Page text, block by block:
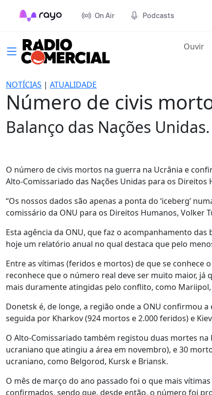
On Air Podcasts
Ouvir
NOTÍCIAS | ATUALIDADE
Número de civis
Balanço das Nações Unidas.
O número de civis mortos na guerra na Ucrânia e
Alto-Comissariado das Nações Unidas para os
“Os nossos dados são apenas a ponta do ‘iceberg’
comissário da ONU para os Direitos Humanos, Volker
Esta agência da ONU, que faz o acompanhamento
hoje um relatório anual no qual destaca que pelo
Entre as vítimas (feridos e mortos) de que se conhece
reconhece que o número real deve ser muito maior,
mais duramente atingidas pelo conflito, como
Donetsk é, de longe, a região onde a ONU confirmou
seguida por Kharkov (924 mortos e 2.000 feridos) e
O Alto-Comissariado também registou duas mortes
ucraniano que atingiu a área em novembro), e 30
ucraniano, como Belgorod, Kursk e Briansk.
O mês de março do ano passado foi o que mais
confirmados, sendo que, desde então, o número foi